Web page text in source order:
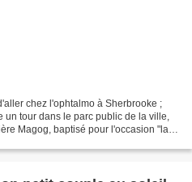
chez l'ophtalmo à Sherbrooke ;
un tour dans le parc public de la ville,
Magog, baptisé pour l'occasion "lac